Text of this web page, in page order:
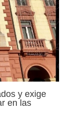
y exige
en las